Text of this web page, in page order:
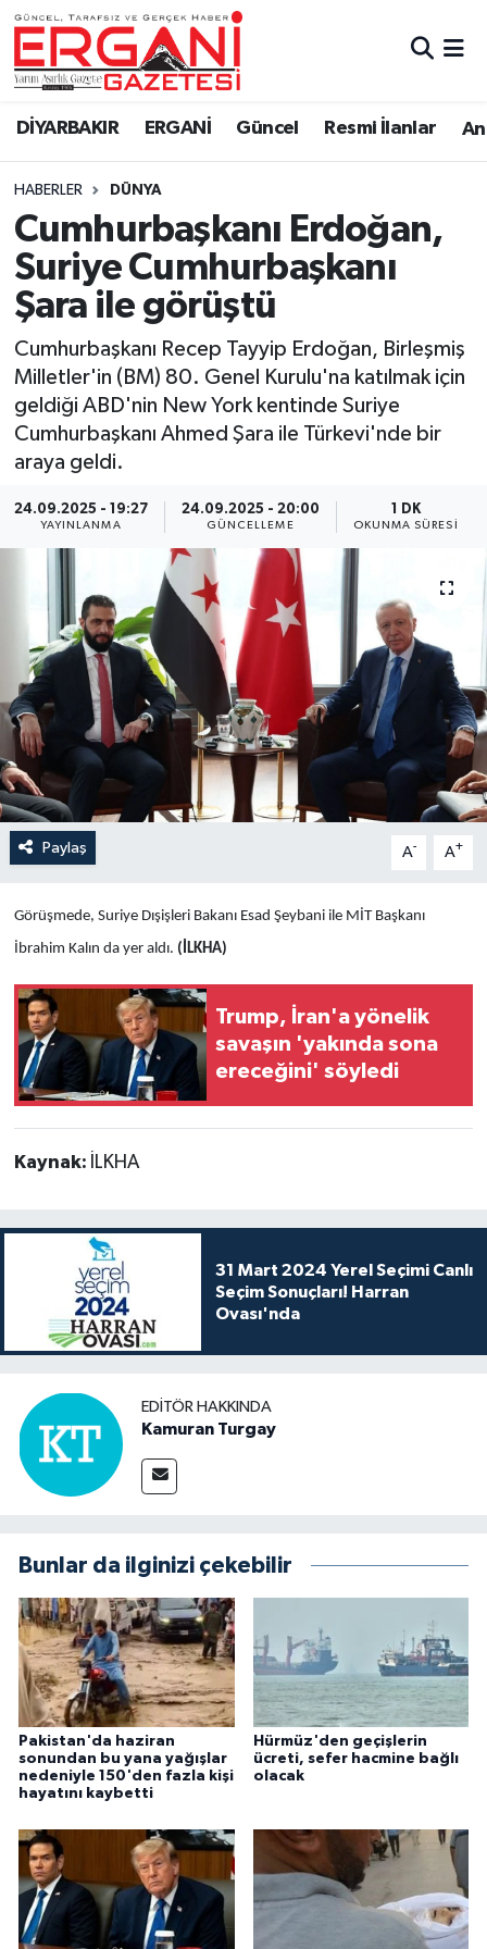
DİYARBAKIR ERGANİ Güncel Resmi İlanlar
HABERLER DÜNYA
Cumhurbaşkanı Erdoğan,
Suriye Cumhurbaşkanı
Şara ile görüştü
Cumhurbaşkanı Recep Tayyip Erdoğan, Birleşmiş
Milletler'in (BM) 80. Genel Kurulu'na katılmak için
geldiği ABD'nin New York kentinde Suriye
Cumhurbaşkanı Ahmed Şara ile Türkevi'nde bir
araya geldi.
24.09.2025 - 19:27
YAYINLANMA
24.09.2025 - 20:00
GÜNCELLEME
1 DK
OKUNMA SÜRESI
Paylaş A- A+
Görüşmede, Suriye Dışişleri Bakanı Esad Şeybani ile MİT Başkanı
İbrahim Kalın da yer aldı. (İLKHA)
Trump, İran'a yönelik
savaşın 'yakında sona
ereceğini' söyledi
Kaynak: İLKHA
31 Mart 2024 Yerel Seçimi Canlı
Seçim Sonuçları! Harran
Ovası'nda
EDITÖR HAKKINDA
Kamuran Turgay
Bunlar da ilginizi çekebilir
Pakistan'da haziran
sonundan bu yana yağışlar
nedeniyle 150'den fazla kişi
hayatını kaybetti
Hürmüz'den geçişlerin
ücreti, sefer hacmine bağlı
olacak
DİYARBAKIR
BİSMİL
BAĞLAR
ERGANİ
Güncel
Eği̇ti̇m
Resmi İlanlar
Sağlık
Si̇yaset
Spor
Yaşam
Bi̇li̇m & Teknoloji̇
Dünya
Eği̇ti̇m
Ergani Nöbetçi Eczaneler
Ergani Hava Durumu
Ergani Trafik Yoğunluk Haritası
Süper Lig Puan Durumu ve Fikstür
Tüm Manşetler
Son Dakika Haberleri
Haber Arşivi